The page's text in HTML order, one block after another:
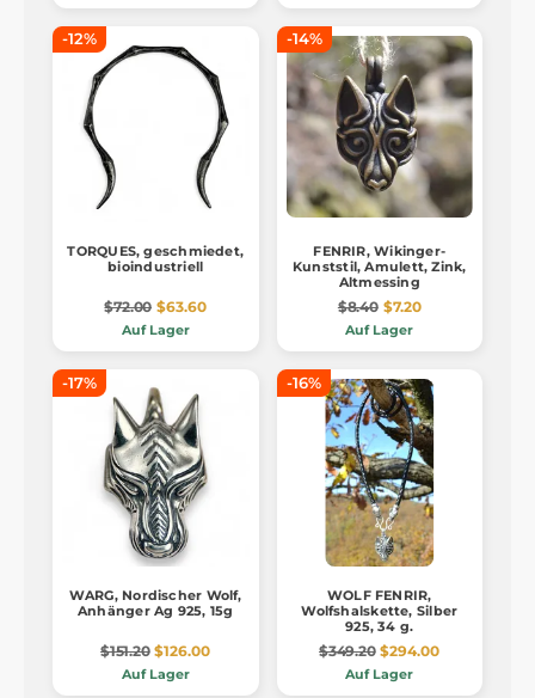
-12%
TORQUES, geschmiedet,
bioindustriell
$72.00 $63.60
Auf Lager
-14%
FENRIR, Wikinger-
Kunststil, Amulett, Zink,
Altmessing
$8.40 $7.20
Auf Lager
-17%
WARG, Nordischer Wolf,
Anhänger Ag 925, 15g
$151.20 $126.00
Auf Lager
-16%
WOLF FENRIR,
Wolfshalskette, Silber
925, 34 g.
$349.20 $294.00
Auf Lager